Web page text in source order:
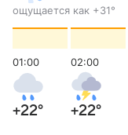
ощущается как +31°
01:00
+22°
02:00
+22°